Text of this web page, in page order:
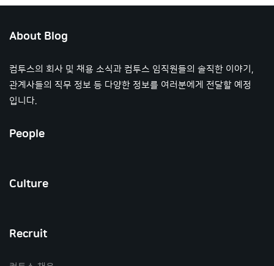
About Blog
컴투스의 회사 및 채용 소식과 컴투스 임직원들의 솔직한 이야기,
관계사들의 직무 정보 등 다양한 정보를 여러분에게 전달할 예정
입니다.
People
Culture
Recruit